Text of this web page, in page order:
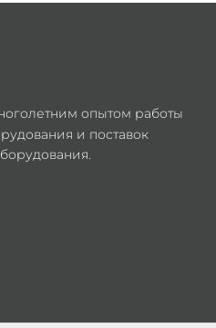
опытом работы
и поставок